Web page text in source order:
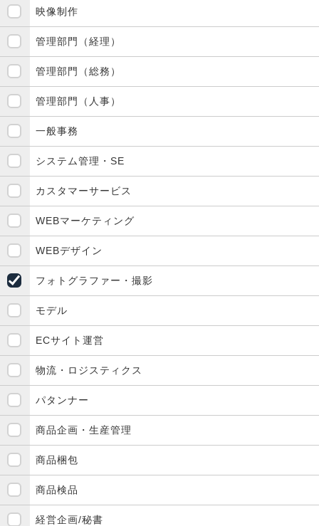
映像制作
管理部門（経理）
管理部門（総務）
管理部門（人事）
一般事務
システム管理・SE
カスタマーサービス
WEBマーケティング
WEBデザイン
フォトグラファー・撮影
モデル
ECサイト運営
物流・ロジスティクス
パタンナー
商品企画・生産管理
商品梱包
商品検品
経営企画/秘書